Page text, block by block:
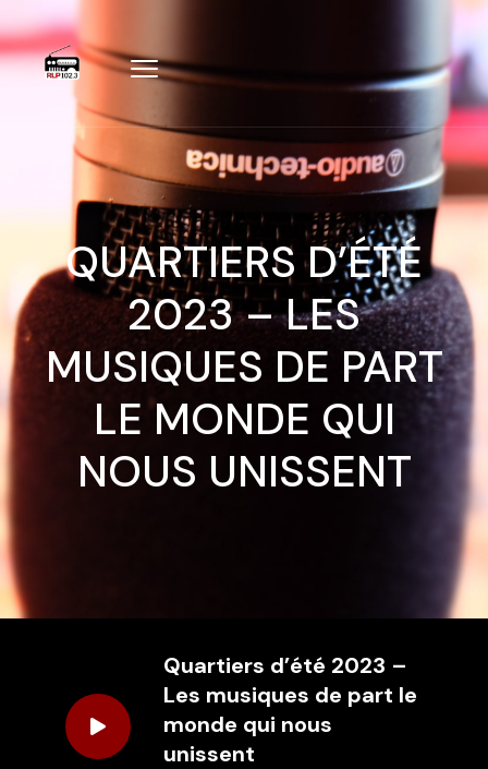
QUARTIERS D’ÉTÉ
2023 – LES
MUSIQUES DE PART
LE MONDE QUI
NOUS UNISSENT
Quartiers d’été 2023 –
Les musiques de part le
monde qui nous
unissent